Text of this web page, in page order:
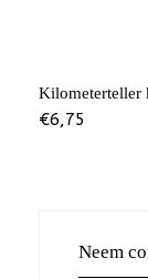
Kilometerteller
€6,75
Neem